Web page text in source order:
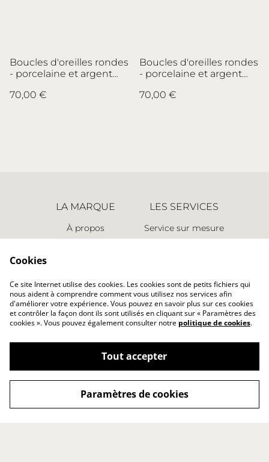
Boucles d'oreilles rondes
- porcelaine et argent
Chodzież, Pologne
70,00 €
Boucles d'oreilles rondes
- porcelaine et argent
Pirkenhammer - no.1
70,00 €
LA MARQUE
À propos
LES SERVICES
Service sur mesure
Conditions générales
Politique de cookies
Politique de
Mentions légales
Cookies
Ce site Internet utilise des cookies. Les cookies sont de petits fichiers qui
nous aident à comprendre comment vous utilisez nos services afin
d'améliorer votre expérience. Vous pouvez en savoir plus sur ces cookies
et contrôler la façon dont ils sont utilisés en cliquant sur « Paramètres des
cookies ». Vous pouvez également consulter notre politique de cookies.
Tout accepter
Paramètres de cookies